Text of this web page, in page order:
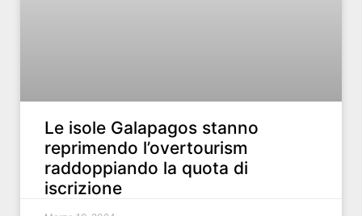
Le isole Galapagos stanno
reprimendo l’overtourism
raddoppiando la quota di
iscrizione